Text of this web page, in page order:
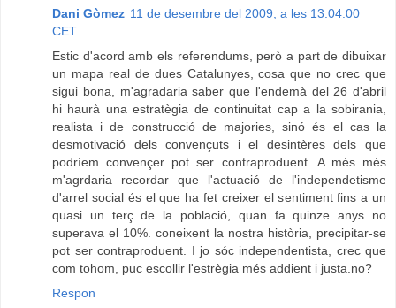
Dani Gòmez 11 de desembre del 2009, a les 13:04:00
CET
Estic d'acord amb els referendums, però a part de dibuixar
un mapa real de dues Catalunyes, cosa que no crec que
sigui bona, m'agradaria saber que l'endemà del 26 d'abril
hi haurà una estratègia de continuitat cap a la sobirania,
realista i de construcció de majories, sinó és el cas la
desmotivació dels convençuts i el desintères dels que
podríem convençer pot ser contraproduent. A més més
m'agrdaria recordar que l'actuació de l'independetisme
d'arrel social és el que ha fet creixer el sentiment fins a un
quasi un terç de la població, quan fa quinze anys no
superava el 10%. coneixent la nostra història, precipitar-se
pot ser contraproduent. I jo sóc independentista, crec que
com tohom, puc escollir l'estrègia més addient i justa.no?
Respon